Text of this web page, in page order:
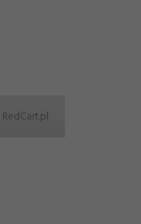
RedCart.pl